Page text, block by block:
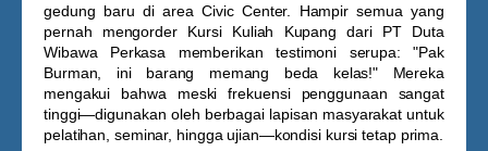
gedung baru di area Civic Center. Hampir semua yang
pernah mengorder Kursi Kuliah Kupang dari PT Duta
Wibawa Perkasa memberikan testimoni serupa: "Pak
Burman, ini barang memang beda kelas!" Mereka
mengakui bahwa meski frekuensi penggunaan sangat
tinggi—digunakan oleh berbagai lapisan masyarakat untuk
pelatihan, seminar, hingga ujian—kondisi kursi tetap prima.